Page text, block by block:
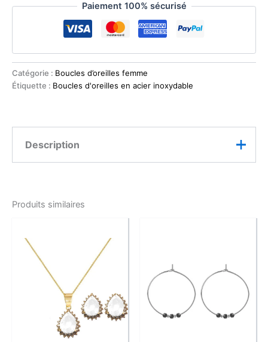
Paiement 100% sécurisé
Catégorie : Boucles d’oreilles femme
Étiquette : Boucles d'oreilles en acier inoxydable
Description
élégance, caractère et énergie protectrice. Taillée en
goutte, chaque pierre révèle des reflets chatoyants
caractéristiques de l’Œil de Tigre, oscillant entre doré,
brun et caramel, offrant un visuel riche et vibrant.
Cette pierre est réputée pour protéger, renforcer la
confiance et favoriser l’ancrage. Associée à une
monture en acier inoxydable 316L, hypoallergénique
et durable, elle devient un bijou idéal pour un usage
quotidien.
Produits similaires